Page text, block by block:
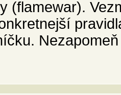
(flamewar).